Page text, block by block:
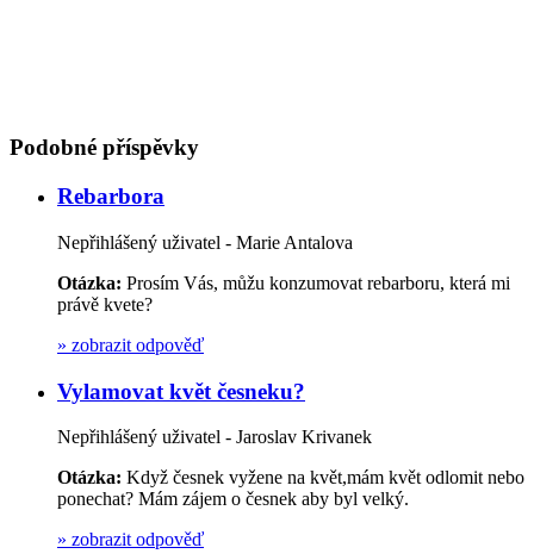
Podobné příspěvky
Rebarbora
Nepřihlášený uživatel - Marie Antalova
Otázka: Prosím Vás, můžu konzumovat rebarboru, která mi
právě kvete?
» zobrazit odpověď
Vylamovat květ česneku?
Nepřihlášený uživatel - Jaroslav Krivanek
Otázka: Když česnek vyžene na květ,mám květ odlomit nebo
ponechat? Mám zájem o česnek aby byl velký.
» zobrazit odpověď